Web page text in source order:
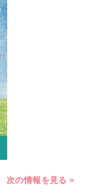
次の情報を見る »